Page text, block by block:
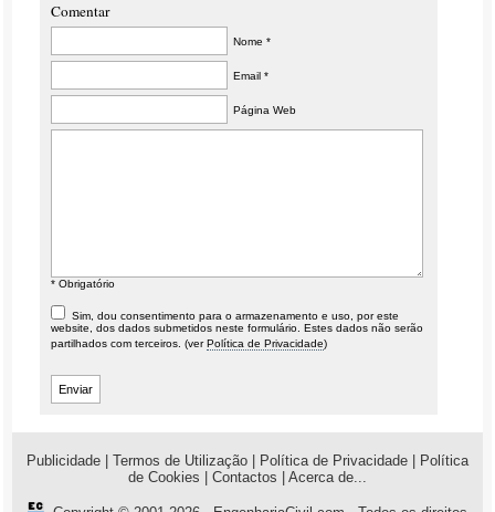
Comentar
Nome *
Email *
Página Web
* Obrigatório
Sim, dou consentimento para o armazenamento e uso, por este
website, dos dados submetidos neste formulário. Estes dados não serão
partilhados com terceiros. (verPolítica de Privacidade)
Publicidade Termos de Utilização Política de Privacidade
Política
de Cookies
Contactos Acerca de...